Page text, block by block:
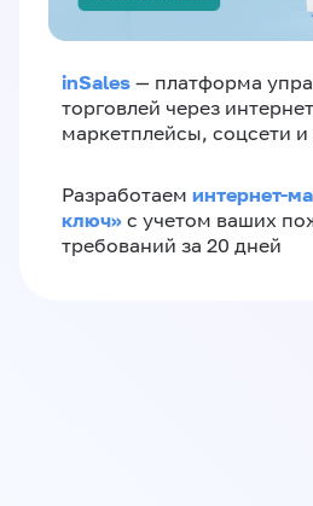
inSales — платформа
торговлей через
маркетплейсы, соцсети
Разработаем интернет-
ключ»‎ с учетом ваших
требований за 20 дней